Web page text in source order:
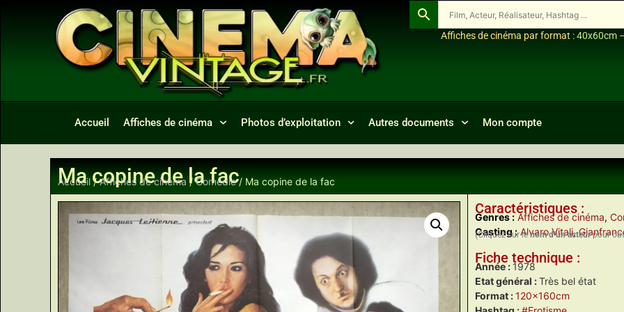
Affiches de cinéma par format :40x60cm
Accueil Affiches de cinéma Photos d’exploitation Autres documents Mon compte
Ma copine de la fac
Accueil/Affiches de cinéma /Comédie/ Ma copine de la fac
Caractéristiques :
Genres : Affiches de cinéma,
Casting : Alvaro Vitali,
(Cliquez sur lenom d’un acteurpour
Fiche technique :
Année : 1978
Etat général :Très bel état
Format :120x160cm